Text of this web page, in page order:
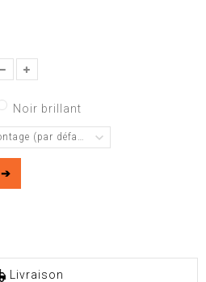
Noir brillant
(par défaut)
➔
Livraison